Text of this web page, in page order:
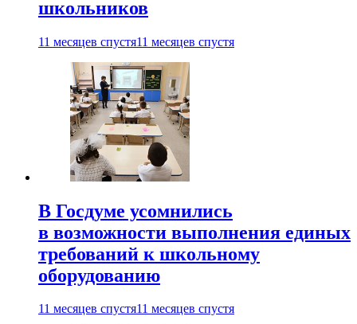
школьников
11 месяцев спустя11 месяцев спустя
В Госдуме усомнились
в возможности выполнения единых
требований к школьному
оборудованию
11 месяцев спустя11 месяцев спустя